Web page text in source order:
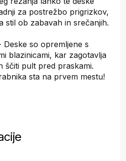
za postrežbo prigrizkov,
stil ob zabavah in srečanjih.
Deske so opremljene s
blazinicami, kar zagotavlja
ščiti pult pred praskami.
sta na prvem mestu!